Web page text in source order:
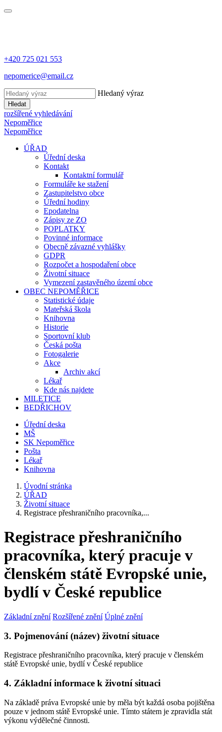
+420 725 021 553
nepomerice@email.cz
Hledaný výraz
Hledat
rozšířené vyhledávání
Nepoměřice
Nepoměřice
ÚŘAD
Úřední deska
Kontakt
Kontaktní formulář
Formuláře ke stažení
Zastupitelstvo obce
Úřední hodiny
Epodatelna
Zápisy ze ZO
POPLATKY
Povinné informace
Obecně závazné vyhlášky
GDPR
Rozpočet a hospodaření obce
Životní situace
Vymezení zastavěného území obce
OBEC NEPOMĚŘICE
Statistické údaje
Mateřská škola
Knihovna
Historie
Sportovní klub
Česká pošta
Fotogalerie
Akce
Archiv akcí
Lékař
Kde nás najdete
MILETICE
BEDŘICHOV
Úřední deska
MŠ
SK Nepoměřice
Pošta
Lékař
Knihovna
Úvodní stránka
ÚŘAD
Životní situace
Registrace přeshraničního pracovníka,...
Registrace přeshraničního
pracovníka, který pracuje v
členském státě Evropské unie,
bydlí v České republice
Základní znění Rozšířené znění Úplné znění
3. Pojmenování (název) životní situace
Registrace přeshraničního pracovníka, který pracuje v členském
státě Evropské unie, bydlí v České republice
4. Základní informace k životní situaci
Na základě práva Evropské unie by měla být každá osoba pojištěna
pouze v jednom státě Evropské unie. Tímto státem je zpravidla stát
výkonu výdělečné činnosti.